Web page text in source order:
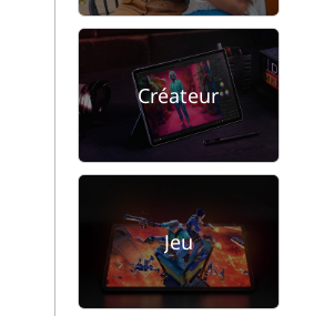
Créateur
Jeu